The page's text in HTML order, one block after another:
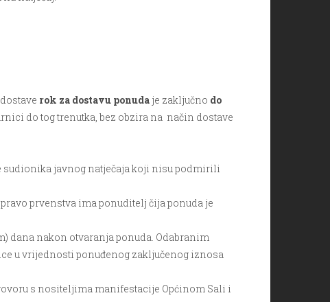
rok za dostavu ponuda je zaključno do
do tog trenutka, bez obzira na način dostave
sudionika javnog natječaja koji nisu podmirili
prvenstva ima ponuditelj čija ponuda je
dana nakon otvaranja ponuda. Odabranim
u vrijednosti ponuđenog zaključenog iznosa
s nositeljima manifestacije Općinom Sali i